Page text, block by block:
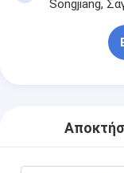
Songjiang,